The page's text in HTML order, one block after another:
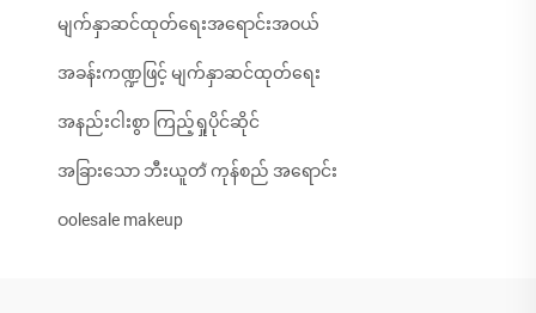
မျက်နှာဆင်ထုတ်ရေးအရောင်းအဝယ်
အခန်းကဏ္ဍဖြင့် မျက်နှာဆင်ထုတ်ရေး
အနည်းငါးစွာ ကြည့်ရှုပိုင်ဆိုင်
အခြားသော ဘီးယူတี้ ကုန်စည် အရောင်း
ဝolesale makeup